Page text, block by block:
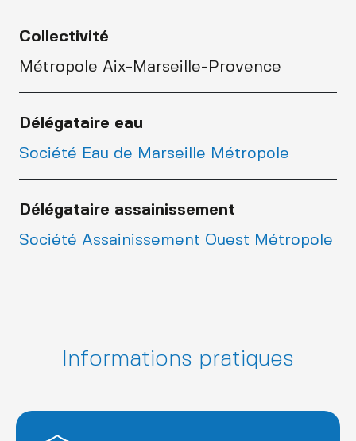
Collectivité
Métropole Aix-Marseille-Provence
Délégataire eau
Société Eau de Marseille Métropole
Délégataire assainissement
Société Assainissement Ouest Métropole
Informations pratiques